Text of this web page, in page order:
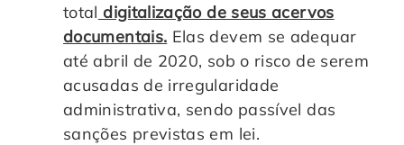
total digitalização de seus acervos
documentais. Elas devem se adequar
até abril de 2020, sob o risco de serem
acusadas de irregularidade
administrativa, sendo passível das
sanções previstas em lei.